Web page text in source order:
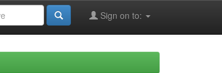
Sign on to: